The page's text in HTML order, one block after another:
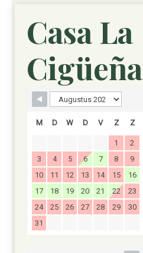
Skip boekingsformulier
Casa La
Cigüeña
M D W D V Z Z
1
2
3
4 5 6 7 8
9
10
11 12 13 14 15
16
17
18 19 20 21 22
23
24
25 26 27 28 29
30
31